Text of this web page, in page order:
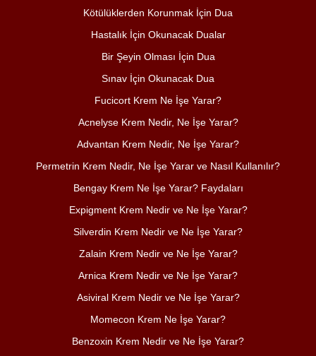
Kötülüklerden Korunmak İçin Dua
Hastalık İçin Okunacak Dualar
Bir Şeyin Olması İçin Dua
Sınav İçin Okunacak Dua
Fucicort Krem Ne İşe Yarar?
Acnelyse Krem Nedir, Ne İşe Yarar?
Advantan Krem Nedir, Ne İşe Yarar?
Permetrin Krem Nedir, Ne İşe Yarar ve Nasıl Kullanılır?
Bengay Krem Ne İşe Yarar? Faydaları
Expigment Krem Nedir ve Ne İşe Yarar?
Silverdin Krem Nedir ve Ne İşe Yarar?
Zalain Krem Nedir ve Ne İşe Yarar?
Arnica Krem Nedir ve Ne İşe Yarar?
Asiviral Krem Nedir ve Ne İşe Yarar?
Momecon Krem Ne İşe Yarar?
Benzoxin Krem Nedir ve Ne İşe Yarar?